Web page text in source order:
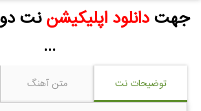
جهتدانلود اپلیکیشن نت
...
توضیحات نت متن آهنگ